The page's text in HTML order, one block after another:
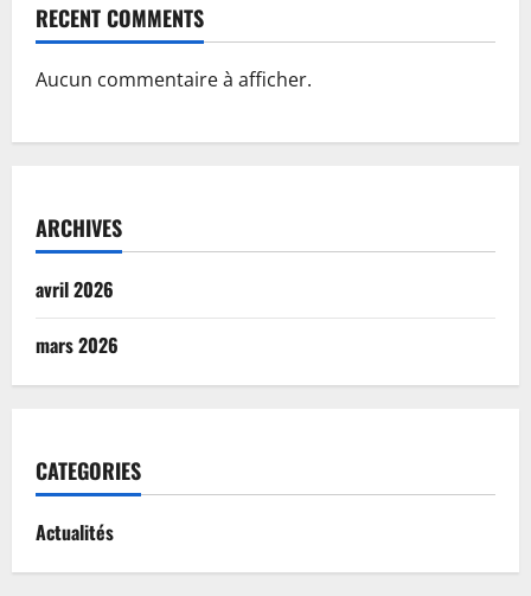
RECENT COMMENTS
Aucun commentaire à afficher.
ARCHIVES
avril 2026
mars 2026
CATEGORIES
Actualités